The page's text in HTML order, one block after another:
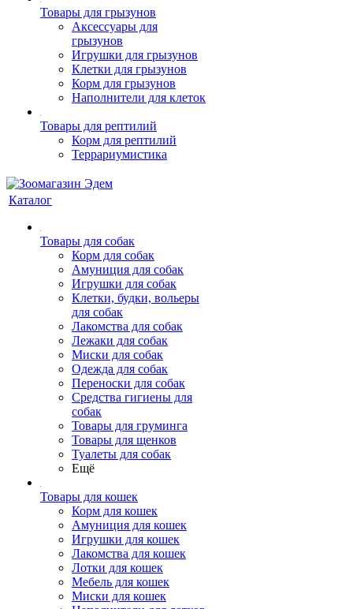
Товары для грызунов
Аксессуары для
грызунов
Игрушки для грызунов
Клетки для грызунов
Корм для грызунов
Наполнители для клеток
Товары для рептилий
Корм для рептилий
Террариумистика
Каталог
Товары для собак
Корм для собак
Амуниция для собак
Игрушки для собак
Клетки, будки, вольеры
для собак
Лакомства для собак
Лежаки для собак
Миски для собак
Одежда для собак
Переноски для собак
Средства гигиены для
собак
Товары для груминга
Товары для щенков
Туалеты для собак
Ещё
Товары для кошек
Корм для кошек
Амуниция для кошек
Игрушки для кошек
Лакомства для кошек
Лотки для кошек
Мебель для кошек
Миски для кошек